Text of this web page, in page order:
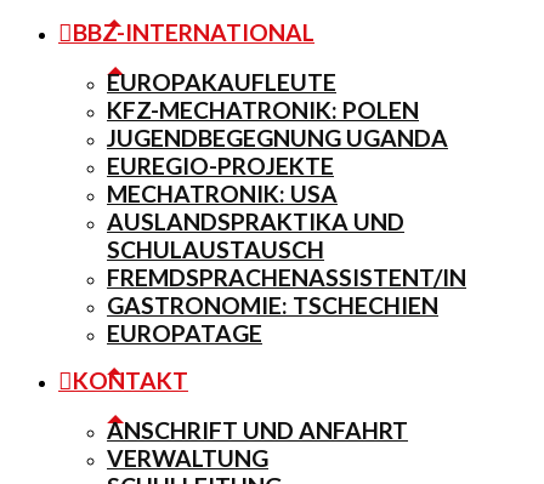
BBZ-INTERNATIONAL
EUROPAKAUFLEUTE
KFZ-MECHATRONIK: POLEN
JUGENDBEGEGNUNG UGANDA
EUREGIO-PROJEKTE
MECHATRONIK: USA
AUSLANDSPRAKTIKA UND
SCHULAUSTAUSCH
FREMDSPRACHENASSISTENT/IN
GASTRONOMIE: TSCHECHIEN
EUROPATAGE
KONTAKT
ANSCHRIFT UND ANFAHRT
VERWALTUNG